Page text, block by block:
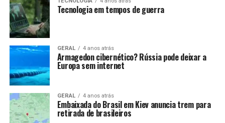
Tecnologia em tempos de guerra
GERAL 4 anos atrás
Armagedon cibernético? Rússia pode deixar a
Europa sem internet
GERAL 4 anos atrás
Embaixada do Brasil em Kiev anuncia trem para
retirada de brasileiros